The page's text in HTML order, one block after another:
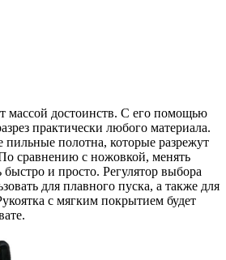
массой достоинств. С его помощью
практически любого материала.
полотна, которые разрежут
сравнению с ножовкой, менять
и просто. Регулятор выбора
для плавного пуска, а также для
с мягким покрытием будет